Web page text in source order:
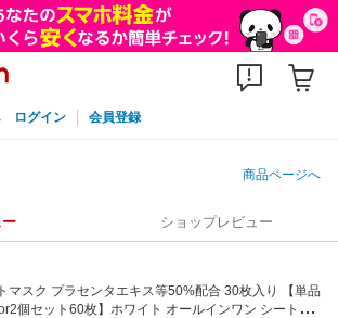
ログイン 会員登録
商品ページへ
ショップレビュー
マスク プラセンタエキス等50%配合 30枚入り 【単品
個セット60枚】ホワイト オールインワン シートマ